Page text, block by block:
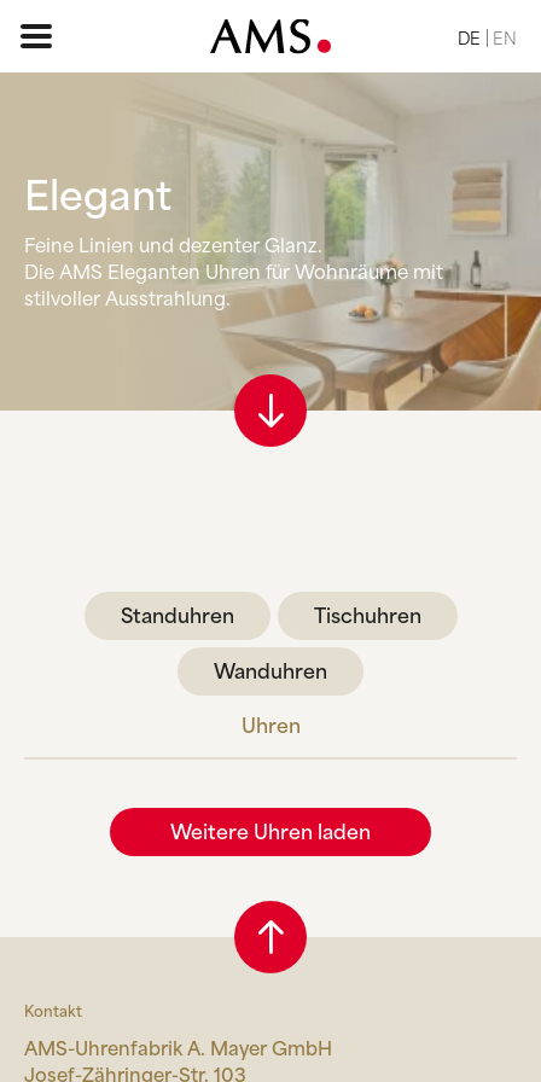
STARTSEITE
SORTIMENT
BASIC
VINTAGE
HERSTELLUNG
FIRMENGESCHICHTE
SCHWARZWALD
DE EN
Elegant
Feine Linien und dezenter Glanz.
Die AMS Eleganten Uhren für Wohnräume mit
stilvoller Ausstrahlung.
Standuhren
Tischuhren
Wanduhren
Uhren
Weitere Uhren laden
Kontakt
AMS-Uhrenfabrik A. Mayer GmbH
Josef-Zähringer-Str. 103